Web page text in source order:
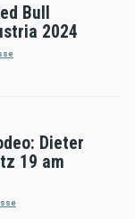
Bull
2024
Dieter
19 am